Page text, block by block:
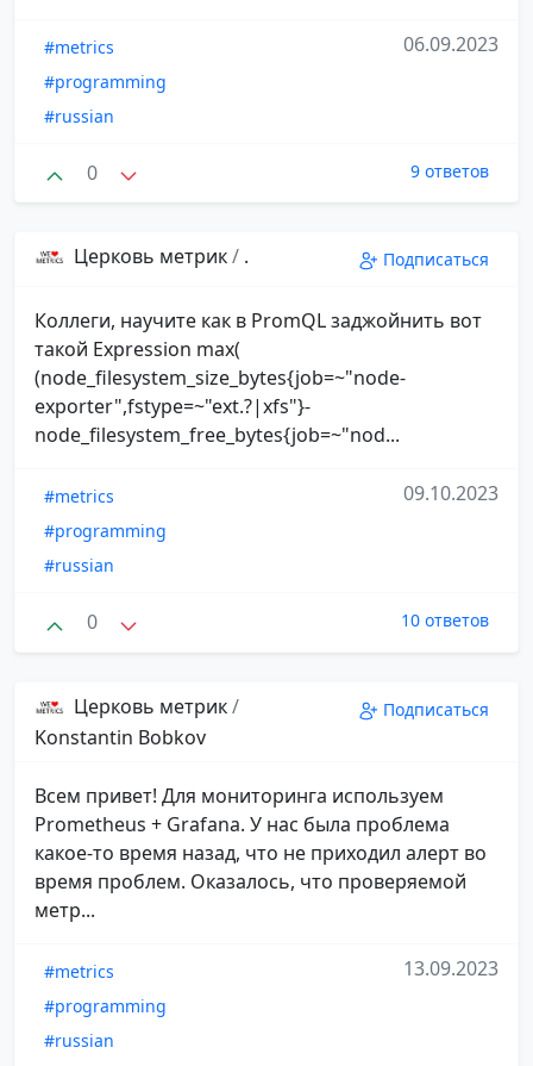
#metrics
#programming
#russian
06.09.2023
0 9 ответов
Церковь метрик/ . Подписаться
Коллеги, научите как в PromQL заджойнить вот
такой Expression max(
(node_filesystem_size_bytes{job=~"node-
exporter",fstype=~"ext.?|xfs"}-
node_filesystem_free_bytes{job=~"nod...
#metrics
#programming
#russian
09.10.2023
0 10 ответов
Церковь метрик/
Konstantin Bobkov
Подписаться
Всем привет! Для мониторинга используем
Prometheus + Grafana. У нас была проблема
какое-то время назад, что не приходил алерт во
время проблем. Оказалось, что проверяемой
метр...
#metrics
#programming
#russian
13.09.2023